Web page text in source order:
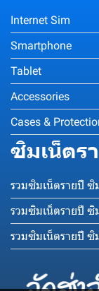
Internet Sim
Smartphone
Tablet
Accessories
Cases &
ซิมเน็ตร
รวมซิมเน็ตรายปี
รวมซิมเน็ตรายปี ซิ
รวมซิมเน็ตรายปี